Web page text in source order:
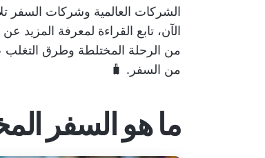
الشركات العالمية وشركات
الآن، تابع القراءة لمعرفة
من الرحلة المختلطة وطرق التغلب
من السفر. 🧳
ما هو السفر